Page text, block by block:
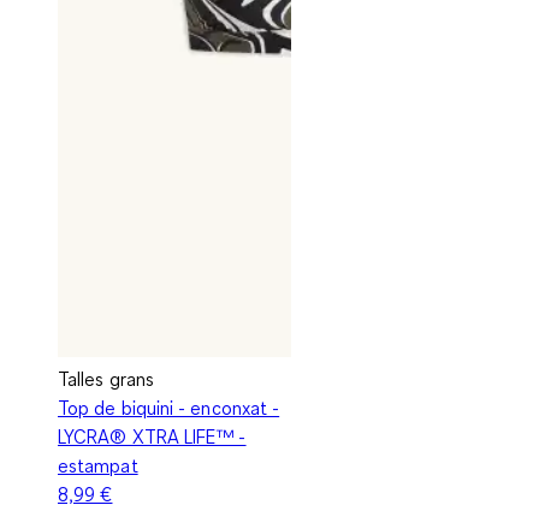
Talles grans
Top de biquini - enconxat -
LYCRA® XTRA LIFE™ -
estampat
8,99 €